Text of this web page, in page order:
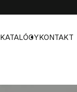
KATALÓGYKONTAKT